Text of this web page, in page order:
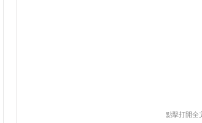
點擊打開全